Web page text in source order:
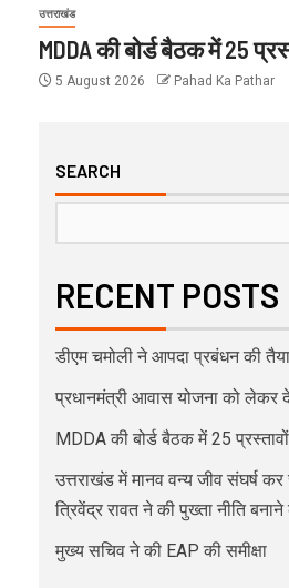
उत्तराखंड
MDDA की बोर्ड बैठक में 25
5 August 2026 Pahad Ka Pathar
SEARCH
RECENT POSTS
डीएम चमोली ने आपदा प्रबंधन की
प्रधानमंत्री आवास योजना को लेकर
MDDA की बोर्ड बैठक में 25
उत्तराखंड में मानव वन्य जीव संघर्ष
त्रिवेंद्र रावत ने की पुख्ता नीति
मुख्य सचिव ने की EAP की समीक्षा